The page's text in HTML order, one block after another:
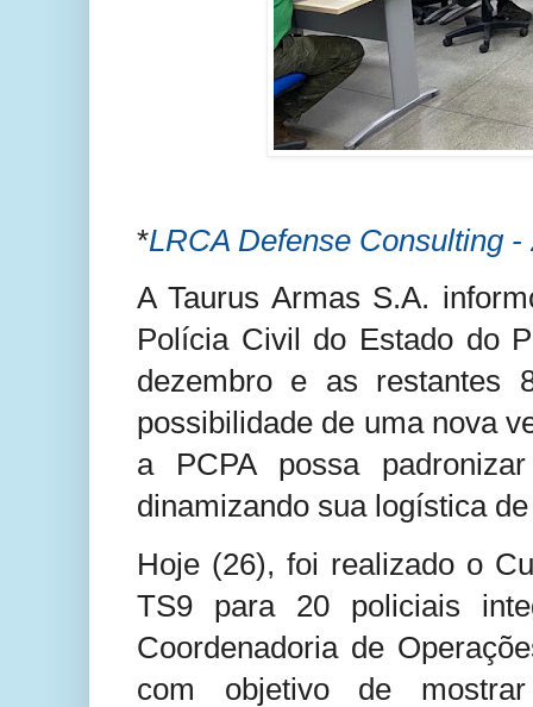
*LRCA Defense Consulting -
A Taurus Armas S.A.
Polícia Civil do Estado do
dezembro e as restantes
possibilidade de uma nova
a PCPA possa
dinamizando sua logística
Hoje (26), foi realizado o
TS9 para 20 policiais
Coordenadoria de
com objetivo de mostrar